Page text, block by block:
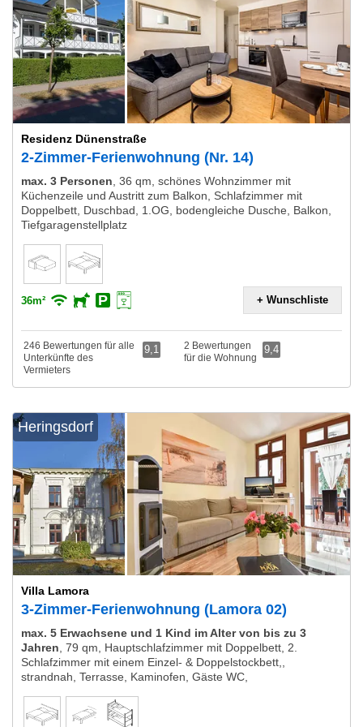
Residenz Dünenstraße
2-Zimmer-Ferienwohnung (Nr. 14)
max. 3 Personen 36 qm, schönes Wohnzimmer mit
Küchenzeile und Austritt zum Balkon, Schlafzimmer mit
Doppelbett, Duschbad, 1.OG, bodengleiche Dusche, Balkon,
Tiefgaragenstellplatz
36m² + Wunschliste
246 Bewertungen für alle
Unterkünfte des
Vermieters
9,1
2 Bewertungen
für die Wohnung
9,4
Heringsdorf
Villa Lamora
3-Zimmer-Ferienwohnung (Lamora 02)
max. 5 Erwachsene und 1 Kind im Alter von bis zu 3
Jahren 79 qm, Hauptschlafzimmer mit Doppelbett, 2.
Schlafzimmer mit einem Einzel- & Doppelstockbett,,
strandnah, Terrasse, Kaminofen, Gäste WC,